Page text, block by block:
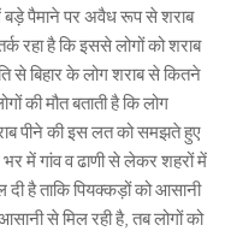
बड़े पैमाने पर अवैध रूप से शराब
रहा है कि इससे लोगों को शराब
से बिहार के लोग शराब से कितने
की मौत बताती है कि लोग
पीने की इस लत को समझते हुए
में गांव व ढाणी से लेकर शहरों में
है ताकि पियक्कड़ों को आसानी
से मिल रही है, तब लोगों को